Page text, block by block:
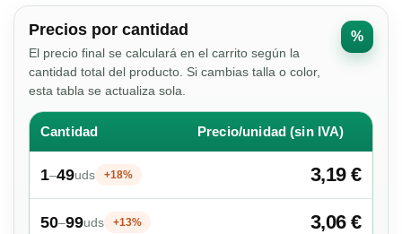
Precios por cantidad
El precio final se calculará en el carrito según la
cantidad total del producto. Si cambias talla o color,
esta tabla se actualiza sola.
%
Cantidad Precio/unidad (sin IVA)
1–49uds +18% 3,19 €
50–99uds +13% 3,06 €